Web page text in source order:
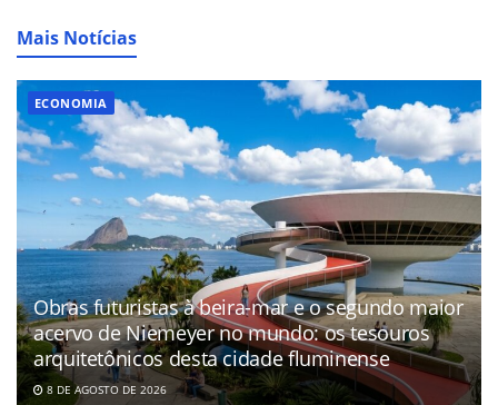
Mais Notícias
ECONOMIA
Obras futuristas à beira-mar e o segundo maior
acervo de Niemeyer no mundo: os tesouros
arquitetônicos desta cidade fluminense
8 DE AGOSTO DE 2026